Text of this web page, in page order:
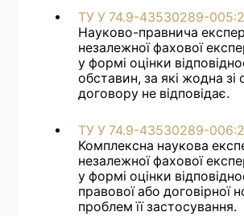
ТУ У 74.9-43530289-
Науково-правнича
незалежної фахової
у формі оцінки
обставин, за які жодна зі
договору не відповідає.
ТУ У 74.9-43530289-
Комплексна наукова
незалежної фахової
у формі оцінки
правової або договірної
проблем її застосування.